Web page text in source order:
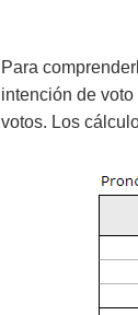
Para
intención de
votos. Los